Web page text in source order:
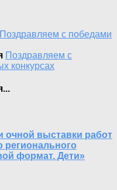
Поздравляем с победами
Поздравляем с
конкурсах
очной выставки работ
регионального
формат. Дети»